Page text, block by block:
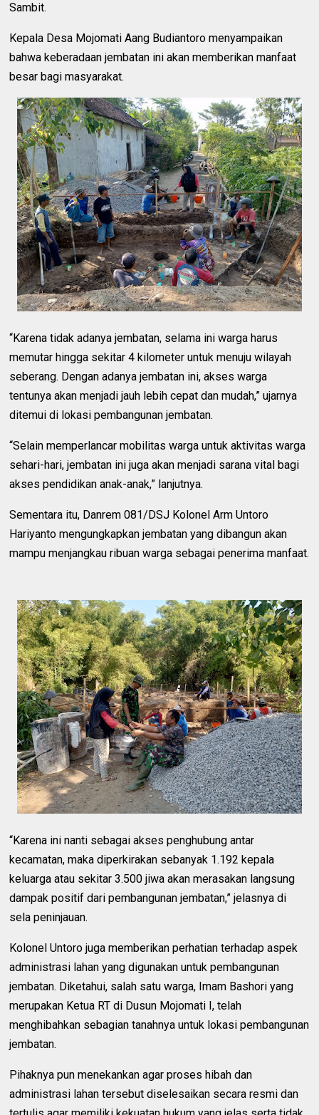
Sambit.
Kepala Desa Mojomati Aang Budiantoro menyampaikan
bahwa keberadaan jembatan ini akan memberikan manfaat
besar bagi masyarakat.
“Karena tidak adanya jembatan, selama ini warga harus
memutar hingga sekitar 4 kilometer untuk menuju wilayah
seberang. Dengan adanya jembatan ini, akses warga
tentunya akan menjadi jauh lebih cepat dan mudah,” ujarnya
ditemui di lokasi pembangunan jembatan.
“Selain memperlancar mobilitas warga untuk aktivitas warga
sehari-hari, jembatan ini juga akan menjadi sarana vital bagi
akses pendidikan anak-anak,” lanjutnya.
Sementara itu, Danrem 081/DSJ Kolonel Arm Untoro
Hariyanto mengungkapkan jembatan yang dibangun akan
mampu menjangkau ribuan warga sebagai penerima manfaat.
“Karena ini nanti sebagai akses penghubung antar
kecamatan, maka diperkirakan sebanyak 1.192 kepala
keluarga atau sekitar 3.500 jiwa akan merasakan langsung
dampak positif dari pembangunan jembatan,” jelasnya di
sela peninjauan.
Kolonel Untoro juga memberikan perhatian terhadap aspek
administrasi lahan yang digunakan untuk pembangunan
jembatan. Diketahui, salah satu warga, Imam Bashori yang
merupakan Ketua RT di Dusun Mojomati I, telah
menghibahkan sebagian tanahnya untuk lokasi pembangunan
jembatan.
Pihaknya pun menekankan agar proses hibah dan
administrasi lahan tersebut diselesaikan secara resmi dan